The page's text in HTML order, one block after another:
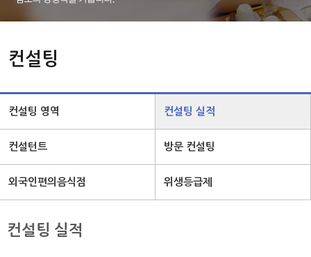
컨설팅
컨설팅 영역 컨설팅 실적
컨설턴트 방문 컨설팅
외국인편의음식점 위생등급제
컨설팅 실적